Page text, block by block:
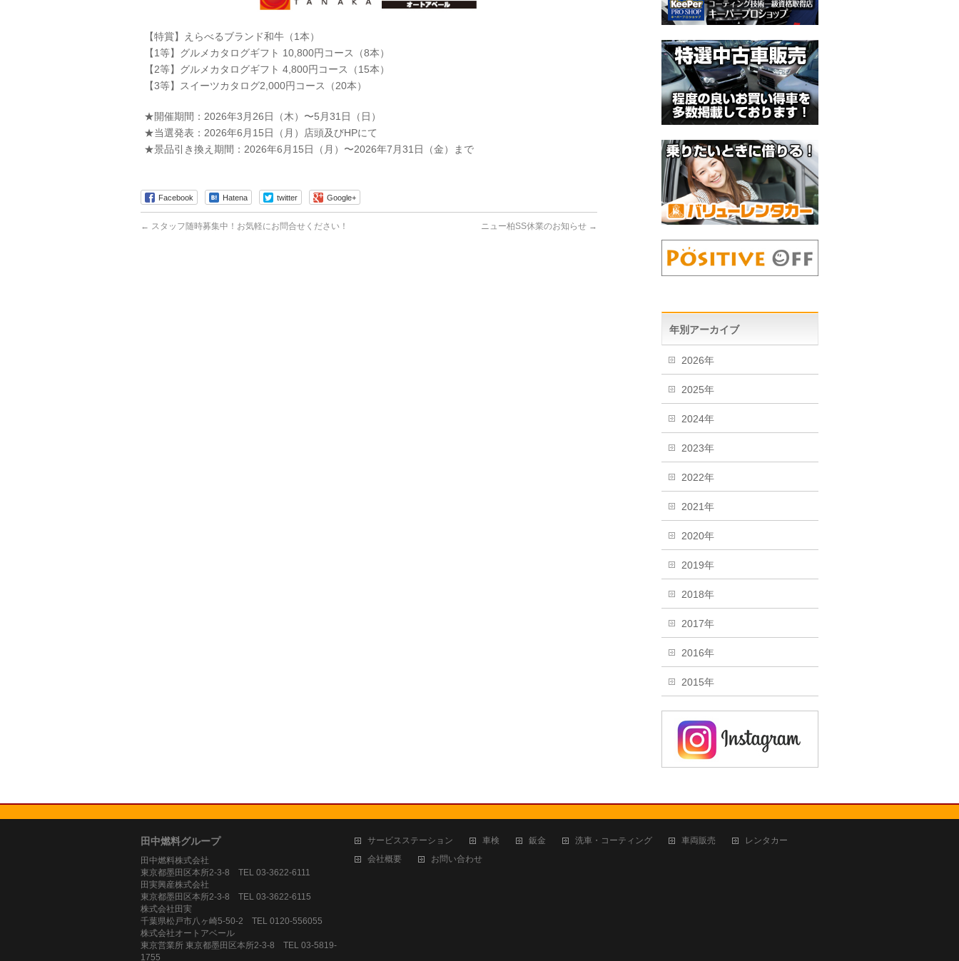
【特賞】えらべるブランド和牛（1本）
【1等】グルメカタログギフト 10,800円コース（8本）
【2等】グルメカタログギフト 4,800円コース（15本）
【3等】スイーツカタログ2,000円コース（20本）
★開催期間：2026年3月26日（木）〜5月31日（日）
★当選発表：2026年6月15日（月）店頭及びHPにて
★景品引き換え期間：2026年6月15日（月）〜2026年7月31日（金）まで
Facebook Hatena twitter Google+
← スタッフ随時募集中！お気軽にお問合せください！ ニュー柏SS休業のお知らせ →
年別アーカイブ
2026年
2025年
2024年
2023年
2022年
2021年
2020年
2019年
2018年
2017年
2016年
2015年
田中燃料グループ
田中燃料株式会社
東京都墨田区本所2-3-8 TEL 03-3622-6111
田実興産株式会社
東京都墨田区本所2-3-8 TEL 03-3622-6115
株式会社田実
千葉県松戸市八ヶ崎5-50-2 TEL 0120-556055
株式会社オートアベール
東京営業所 東京都墨田区本所2-3-8 TEL 03-5819-
1755
サービスステーション 車検 鈑金 洗車・コーティング 車両販売
レンタカー
会社概要
お問い合わせ